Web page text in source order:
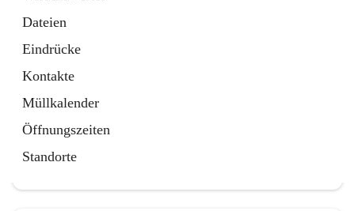
Dateien
Eindrücke
Kontakte
Müllkalender
Öffnungszeiten
Standorte